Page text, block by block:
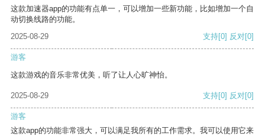
这款加速器app的功能有点单一，可以增加一些新功能，比如增加一个自
动切换线路的功能。
2025-08-29
支持[0] 反对[0]
游客
这款游戏的音乐非常优美，听了让人心旷神怡。
2025-08-29 支持[0] 反对[0]
游客
这款app的功能非常强大，可以满足我所有的工作需求。我可以使用它来